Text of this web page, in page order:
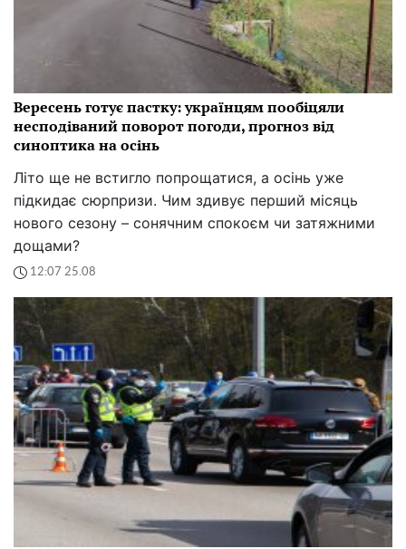
Вересень готує пастку: українцям пообіцяли
несподіваний поворот погоди, прогноз від
синоптика на осінь
Літо ще не встигло попрощатися, а осінь уже
підкидає сюрпризи. Чим здивує перший місяць
нового сезону – сонячним спокоєм чи затяжними
дощами?
12:07 25.08